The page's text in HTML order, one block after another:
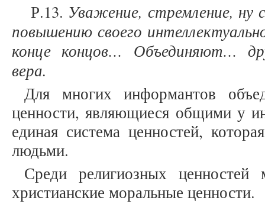
Р.13. Уважение, стремление, ну
повышению своего
конце концов… Объединяют…
вера.
Для многих информантов
ценности, являющиеся общими у
единая система ценностей,
людьми.
Среди религиозных
христианские моральные ценности.